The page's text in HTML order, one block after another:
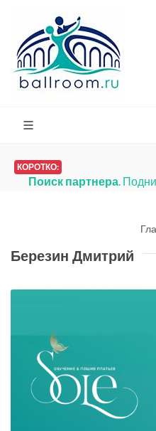
КОРОТКО:
Поиск партнера.
Березин Дмитрий